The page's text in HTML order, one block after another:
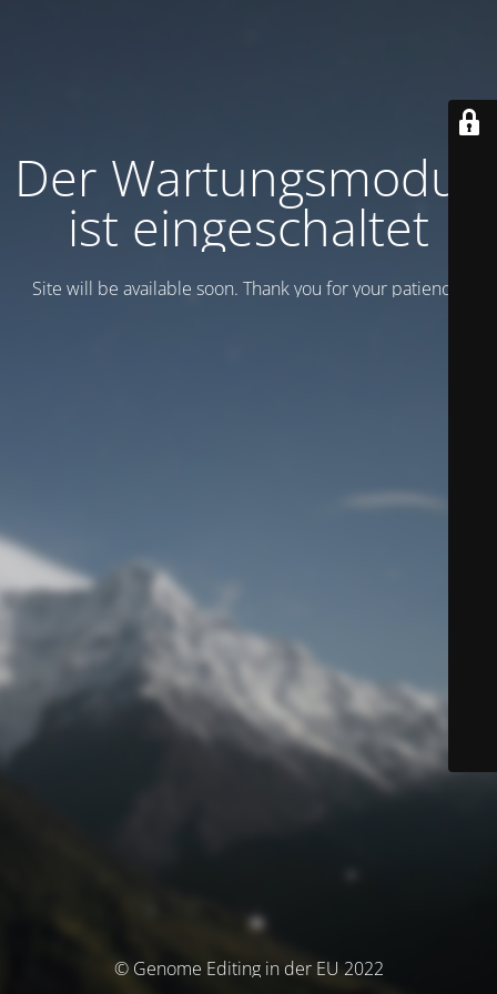
Der Wartungsmodus
ist eingeschaltet
Site will be available soon. Thank you for your patience!
© Genome Editing in der EU 2022